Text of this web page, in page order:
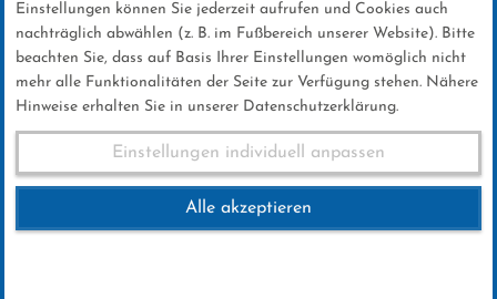
Ergebnisse und Startlisten
Weltcup So. 05.02.2023
Ergebnisse und Startlisten Weltcup
So. 05.02.2023
Einstellungen können Sie jederzeit aufrufen und Cookies auch
nachträglich abwählen (z. B. im Fußbereich unserer Website). Bitte
beachten Sie, dass auf Basis Ihrer Einstellungen womöglich nicht
mehr alle Funktionalitäten der Seite zur Verfügung stehen. Nähere
Hinweise erhalten Sie in unserer Datenschutzerklärung.
Einstellungen individuell anpassen
Alle akzeptieren